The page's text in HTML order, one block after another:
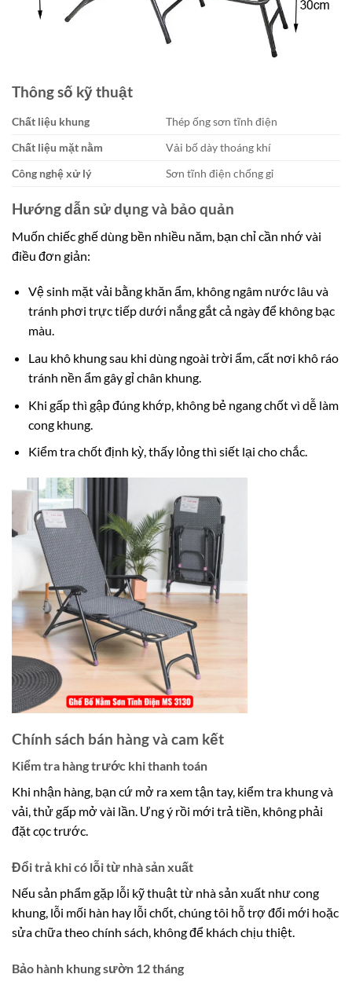
Thông số kỹ thuật
Chất liệu khung
Thép ống sơn tĩnh điện
Chất liệu mặt nằm
Vải bố dày thoáng khí
Công nghệ xử lý
Sơn tĩnh điện chống gỉ
Hướng dẫn sử dụng và bảo quản
Muốn chiếc ghế dùng bền nhiều năm, bạn chỉ cần nhớ vài
điều đơn giản:
Vệ sinh mặt vải bằng khăn ẩm, không ngâm nước lâu và
tránh phơi trực tiếp dưới nắng gắt cả ngày để không bạc
màu.
Lau khô khung sau khi dùng ngoài trời ẩm, cất nơi khô ráo
tránh nền ẩm gây gỉ chân khung.
Khi gấp thì gập đúng khớp, không bẻ ngang chốt vì dễ làm
cong khung.
Kiểm tra chốt định kỳ, thấy lỏng thì siết lại cho chắc.
Chính sách bán hàng và cam kết
Kiểm tra hàng trước khi thanh toán
Khi nhận hàng, bạn cứ mở ra xem tận tay, kiểm tra khung và
vải, thử gấp mở vài lần. Ưng ý rồi mới trả tiền, không phải
đặt cọc trước.
Đổi trả khi có lỗi từ nhà sản xuất
Nếu sản phẩm gặp lỗi kỹ thuật từ nhà sản xuất như cong
khung, lỗi mối hàn hay lỗi chốt, chúng tôi hỗ trợ đổi mới hoặc
sửa chữa theo chính sách, không để khách chịu thiệt.
Bảo hành khung sườn 12 tháng